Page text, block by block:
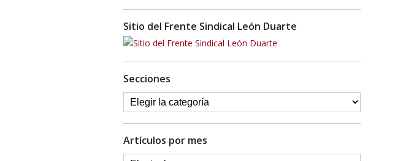
Sitio del Frente Sindical León Duarte
Secciones
Artículos por mes